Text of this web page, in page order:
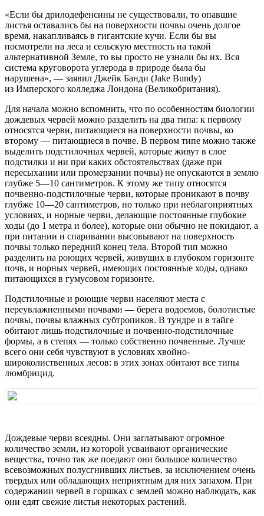
«Если бы дрилодефенсины не существовали, то опавшие
листья оставались бы на поверхности почвы очень долгое
время, накапливаясь в гигантские кучи. Если бы вы
посмотрели на леса и сельскую местность на такой
альтернативной Земле, то вы просто не узнали бы их. Вся
система круговорота углерода в природе была бы
нарушена», — заявил Джейк Банди (Jake Bundy)
из Имперского колледжа Лондона (Великобритания).
Для начала можно вспомнить, что по особенностям биологии
дождевых червей можно разделить на два типа: к первому
относятся черви, питающиеся на поверхности почвы, ко
второму — питающиеся в почве. В первом типе можно также
выделить подстилочных червей, которые живут в слое
подстилки и ни при каких обстоятельствах (даже при
пересыхании или промерзании почвы) не опускаются в землю
глубже 5—10 сантиметров. К этому же типу относятся
почвенно-подстилочные черви, которые проникают в почву
глубже 10—20 сантиметров, но только при неблагоприятных
условиях, и норные черви, делающие постоянные глубокие
ходы (до 1 метра и более), которые они обычно не покидают, а
при питании и спаривании высовывают на поверхность
почвы только передний конец тела. Второй тип можно
разделить на роющих червей, живущих в глубоком горизонте
почв, и норных червей, имеющих постоянные ходы, однако
питающихся в гумусовом горизонте.
Подстилочные и роющие черви населяют места с
переувлажненными почвами — берега водоемов, болотистые
почвы, почвы влажных субтропиков. В тундре и в тайге
обитают лишь подстилочные и почвенно-подстилочные
формы, а в степях — только собственно почвенные. Лучше
всего они себя чувствуют в условиях хвойно-
широколиственных лесов: в этих зонах обитают все типы
люмбрицид.
Дождевые черви всеядны. Они заглатывают огромное
количество земли, из которой усваивают органические
вещества, точно так же поедают они большое количество
всевозможных полусгнивших листьев, за исключением очень
твердых или обладающих неприятным для них запахом. При
содержании червей в горшках с землей можно наблюдать, как
они едят свежие листья некоторых растений.